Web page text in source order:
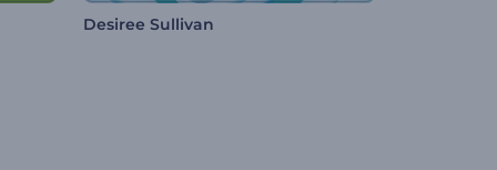
Desiree Sullivan